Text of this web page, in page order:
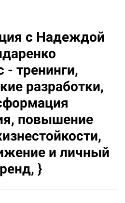
с Надеждой
- тренинги,
разработки,
повышение
и личный
}